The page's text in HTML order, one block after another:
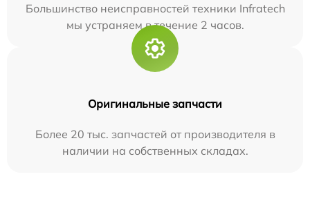
Большинство неисправностей техники Infratech
мы устраняем в течение 2 часов.
Оригинальные запчасти
Более 20 тыс. запчастей от производителя в
наличии на собственных складах.